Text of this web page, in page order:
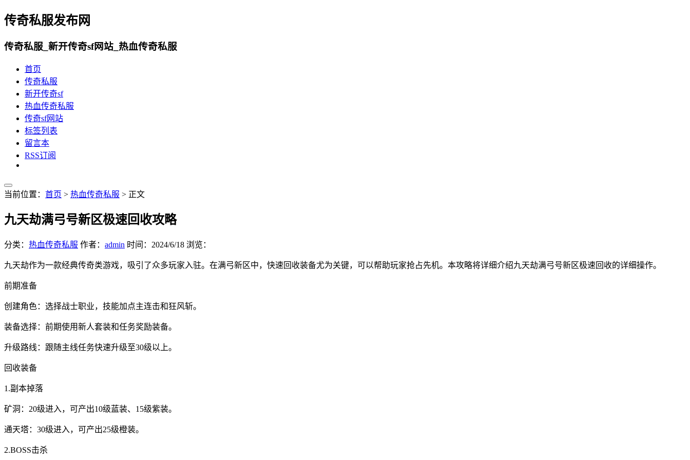
传奇私服发布网
传奇私服_新开传奇sf网站_热血传奇私服
首页
传奇私服
新开传奇sf
热血传奇私服
传奇sf网站
标签列表
留言本
RSS订阅
当前位置： 首页 > 热血传奇私服 > 正文
九天劫满弓号新区极速回收攻略
分类： 热血传奇私服 作者： admin 时间： 2024/6/18 浏览：
九天劫作为一款经典传奇类游戏，吸引了众多玩家入驻。在满弓新区中，快速回收装备尤为关键，可以帮助玩家抢占先机。本攻略将详细介绍九天劫满弓号新区极速回收的详细操作。
前期准备
创建角色：选择战士职业，技能加点主连击和狂风斩。
装备选择：前期使用新人套装和任务奖励装备。
升级路线：跟随主线任务快速升级至30级以上。
回收装备
1.副本掉落
矿洞：20级进入，可产出10级蓝装、15级紫装。
通天塔：30级进入，可产出25级橙装。
2.BOSS击杀